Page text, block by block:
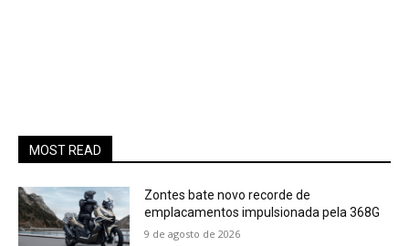
MOST READ
Zontes bate novo recorde de
emplacamentos impulsionada pela 368G
9 de agosto de 2026